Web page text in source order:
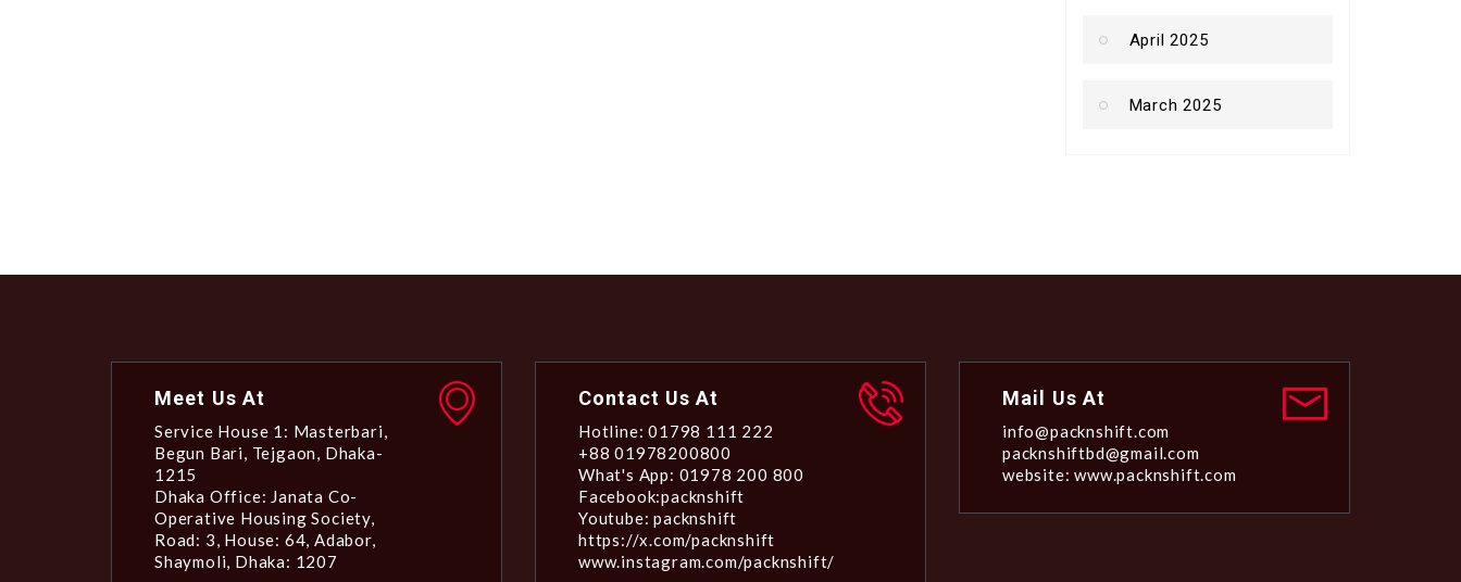
April 2025
March 2025
Meet Us At
Service House 1: Masterbari,
Begun Bari, Tejgaon, Dhaka-
1215
Dhaka Office: Janata Co-
Operative Housing Society,
Road: 3, House: 64, Adabor,
Shaymoli, Dhaka: 1207
Contact Us At
Hotline: 01798 111 222
+88 01978200800
What's App: 01978 200 800
Facebook:packnshift
Youtube: packnshift
https://x.com/packnshift
www.instagram.com/packnshift/
Mail Us At
info@packnshift.com
packnshiftbd@gmail.com
website: www.packnshift.com